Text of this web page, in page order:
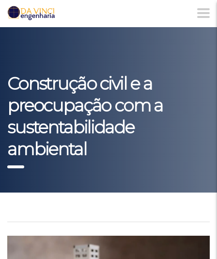
Construção civil e a
preocupação com a
sustentabilidade
ambiental